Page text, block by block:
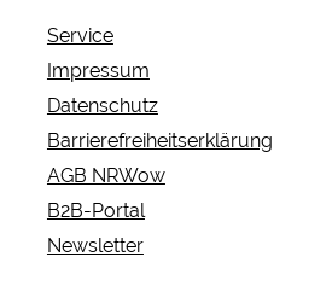
Service
Impressum
Datenschutz
Barrierefreiheitserklärung
AGB NRWow
B2B-Portal
Newsletter